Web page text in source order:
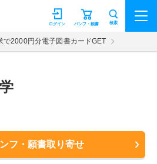
パンフ・願書
ログイン 検索
で2000円分電子図書カードGET
フ・願書取り寄せ